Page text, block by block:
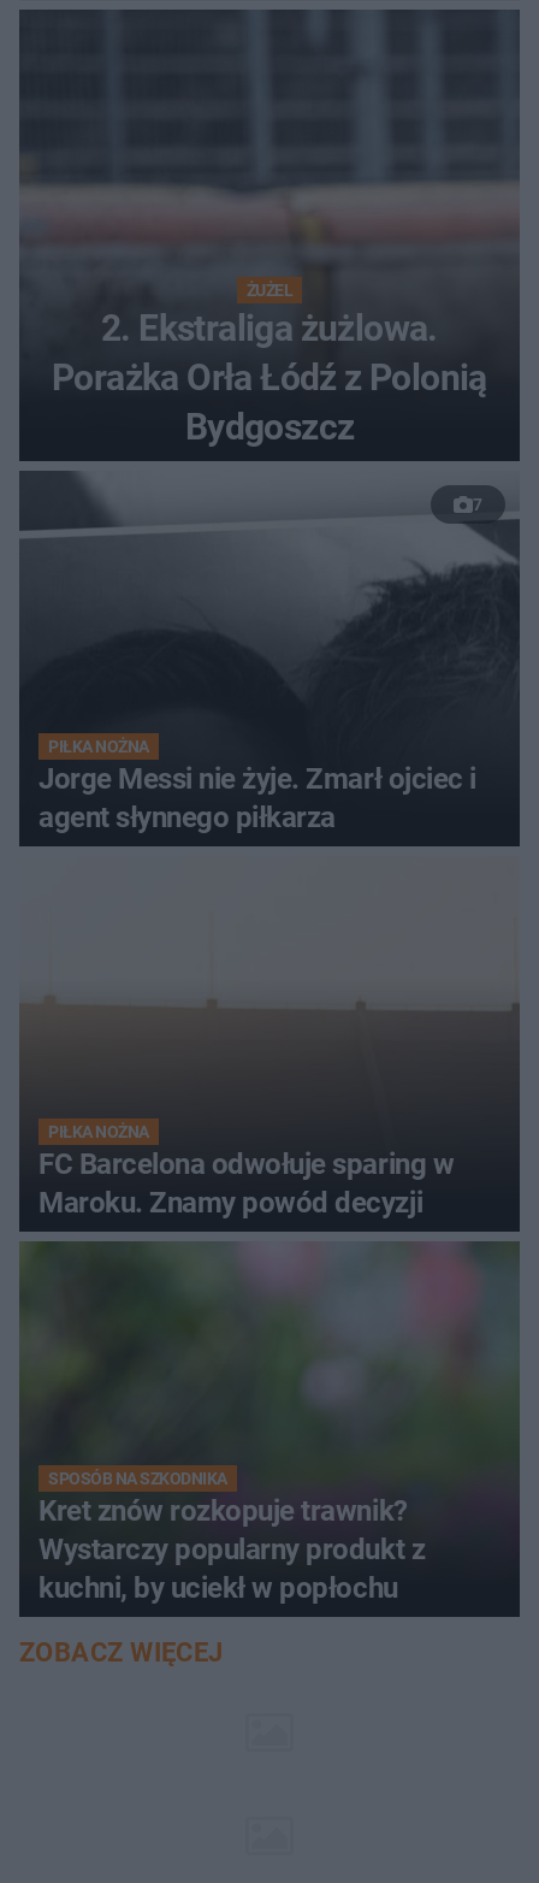
ŻUŻEL
2. Ekstraliga żużlowa.
Porażka Orła Łódź z Polonią
Bydgoszcz
7
PIŁKA NOŻNA
Jorge Messi nie żyje. Zmarł ojciec i
agent słynnego piłkarza
PIŁKA NOŻNA
FC Barcelona odwołuje sparing w
Maroku. Znamy powód decyzji
SPOSÓB NA SZKODNIKA
Kret znów rozkopuje trawnik?
Wystarczy popularny produkt z
kuchni, by uciekł w popłochu
ZOBACZ WIĘCEJ